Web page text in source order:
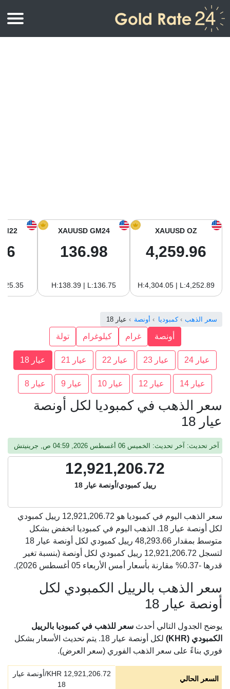
أسعار الذهب في أمريكا الجنوبية
XAUUSD OZ
4,259.96
H:4,304.05 | L:4,252.89
XAUUSD GM24
136.98
H:138.39 | L:136.75
سعر الذهب كمبوديا أونصة عيار 18
أونصة غرام كيلوغرام تولة
عيار 24 عيار 23 عيار 22 عيار 21 عيار 18
عيار 14 عيار 12 عيار 10 عيار 9 عيار 8
سعر الذهب في كمبوديا لكل أونصة
عيار 18
آخر تحديث: آخر تحديث: الخميس 06 أغسطس 2026, 04:59 ص, جرينيتش
12,921,206.72
رييل كمبودي/أونصة عيار 18
سعر الذهب اليوم في كمبوديا هو 12,921,206.72 رييل كمبودي
لكل أونصة عيار 18. الذهب اليوم في كمبوديا انخفض بشكل
متوسط بمقدار 48,293.66 رييل كمبودي لكل أونصة عيار 18
لتسجل 12,921,206.72 رييل كمبودي لكل أونصة (بنسبة تغير
قدرها -0.37% مقارنة بأسعار أمس الأربعاء 05 أغسطس 2026).
سعر الذهب بالرييل الكمبودي لكل
أونصة عيار 18
يوضح الجدول التالي أحدث سعر للذهب في كمبوديا بالرييل
الكمبودي (KHR)
لكل أونصة عيار 18. يتم تحديث الأسعار بشكل
فوري بناءً على سعر الذهب الفوري (سعر العرض).
السعر الحالي
12,921,206.72
KHR/أونصة عيار
18